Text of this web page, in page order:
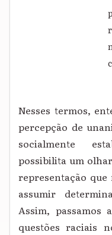
Nesses termos,
percepção de
socialmente
possibilita um
representação
assumir
Assim,
questões raciais